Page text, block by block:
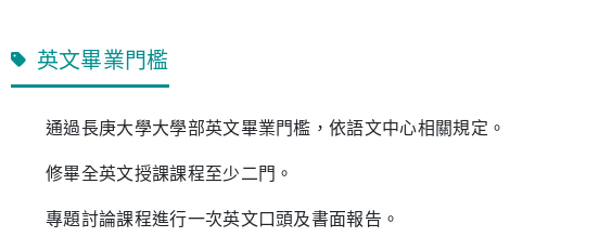
英文畢業門檻
通過長庚大學大學部英文畢業門檻，依語文中心相關規定。
修畢全英文授課課程至少二門。
專題討論課程進行一次英文口頭及書面報告。